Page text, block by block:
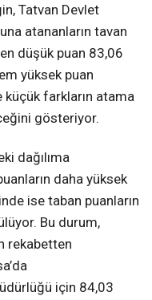
Tatvan Devlet
atananların tavan
düşük puan 83,06
yüksek puan
farkların atama
gösteriyor.
dağılıma
daha yüksek
ise taban puanların
Bu durum,
rekabetten
için 84,03